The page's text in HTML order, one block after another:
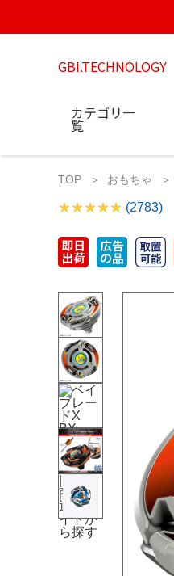
GBI.TECHNOLOGY
カテゴリ一
覧
TOP おもちゃ
(2783)